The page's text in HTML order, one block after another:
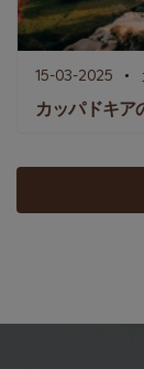
15-03-2025
カッパドキア